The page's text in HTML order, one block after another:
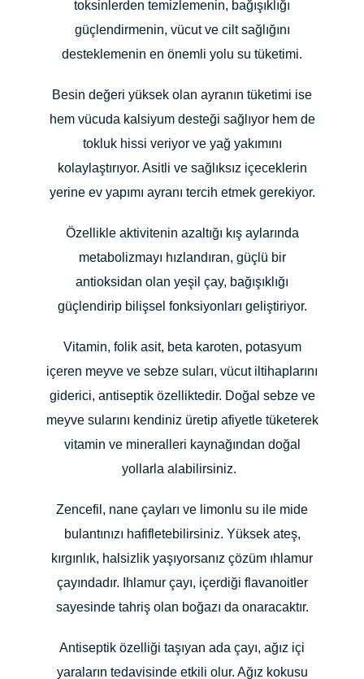
toksinlerden temizlemenin, bağışıklığı
güçlendirmenin, vücut ve cilt sağlığını
desteklemenin en önemli yolu su tüketimi.
Besin değeri yüksek olan ayranın tüketimi ise
hem vücuda kalsiyum desteği sağlıyor hem de
tokluk hissi veriyor ve yağ yakımını
kolaylaştırıyor. Asitli ve sağlıksız içeceklerin
yerine ev yapımı ayranı tercih etmek gerekiyor.
Özellikle aktivitenin azaltığı kış aylarında
metabolizmayı hızlandıran, güçlü bir
antioksidan olan yeşil çay, bağışıklığı
güçlendirip bilişsel fonksiyonları geliştiriyor.
Vitamin, folik asit, beta karoten, potasyum
içeren meyve ve sebze suları, vücut iltihaplarını
giderici, antiseptik özelliktedir. Doğal sebze ve
meyve sularını kendiniz üretip afiyetle tüketerek
vitamin ve mineralleri kaynağından doğal
yollarla alabilirsiniz.
Zencefil, nane çayları ve limonlu su ile mide
bulantınızı hafifletebilirsiniz. Yüksek ateş,
kırgınlık, halsizlik yaşıyorsanız çözüm ıhlamur
çayındadır. Ihlamur çayı, içerdiği flavanoitler
sayesinde tahriş olan boğazı da onaracaktır.
Antiseptik özelliği taşıyan ada çayı, ağız içi
yaraların tedavisinde etkili olur. Ağız kokusu